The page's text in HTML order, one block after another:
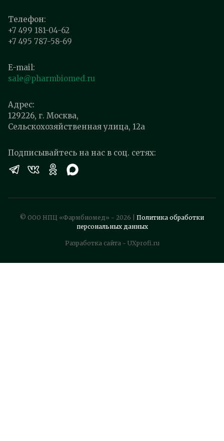
Телефон:
+7 499 181-04-62
+7 495 787-58-69
E-mail:
sale@pharmbiomed.ru
Адрес:
129226, г. Москва,
Сельскохозяйственная улица, 12а
Подписывайтесь на нас в соц. сетях:
© ООО НПЦ «Фармбиомед» - 2026 | Политика обработки
персональных данных
Разработка сайта - UXprofi.ru